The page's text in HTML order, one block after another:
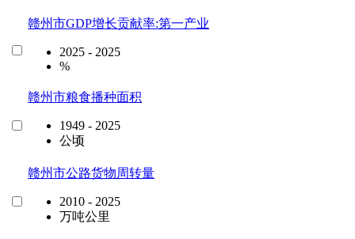
赣州市GDP增长贡献率:第一产业
2025 - 2025
%
赣州市粮食播种面积
1949 - 2025
公顷
赣州市公路货物周转量
2010 - 2025
万吨公里